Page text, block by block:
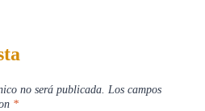
no será publicada. Los campos
*